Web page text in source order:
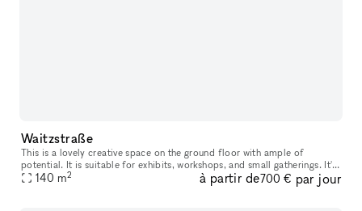
Waitzstraße
This is a lovely creative space on the ground floor with ample of
potential. It is suitable for exhibits, workshops, and small gatherings. It's
ideal for a pop-up shop, product launch, display room,
140 m2 à partir de700 € par jour